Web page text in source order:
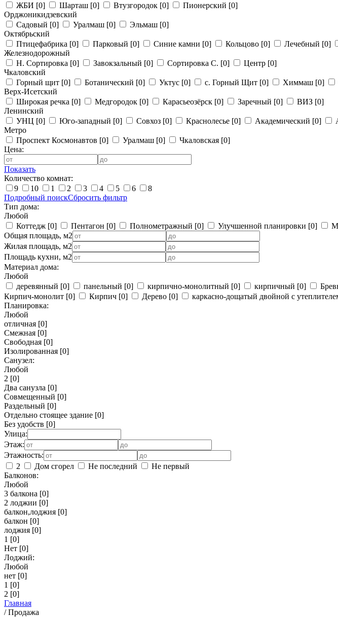
ЖБИ [0] Шарташ [0] Втузгородок [0] Пионерский [0]
Орджоникидзевский
Садовый [0] Уралмаш [0] Эльмаш [0]
Октябрьский
Птицефабрика [0] Парковый [0] Синие камни [0] Кольцово [0] Лечебный [0]
Железнодорожный
Н. Сортировка [0] Завокзальный [0] Сортировка С. [0] Центр [0]
Чкаловский
Горный щит [0] Ботанический [0] Уктус [0] с. Горный Щит [0] Химмаш [0]
Верх-Исетский
Широкая речка [0] Медгородок [0] Карасьеозёрск [0] Заречный [0] ВИЗ [0]
Ленинский
УНЦ [0] Юго-западный [0] Совхоз [0] Краснолесье [0] Академический [0]
Метро
Проспект Космонавтов [0] Уралмаш [0] Чкаловская [0]
Цена:
Показать
Количество комнат:
9
10 1 2 3 4 5 6
8
Подробный поискСбросить фильтр
Тип дома:
Любой
Коттедж [0] Пентагон [0] Полнометражный [0] Улучшенной планировки [0]
Общая площадь, м2
Жилая площадь, м2
Площадь кухни, м2
Материал дома:
Любой
деревянный [0] панельный [0] кирпично-монолитный [0] кирпичный [0]
Кирпич-монолит [0] Кирпич [0] Дерево [0] каркасно-дощатый двойной с
Планировка:
Любой
отличная [0]
Смежная [0]
Свободная [0]
Изолированная [0]
Санузел:
Любой
2 [0]
Два санузла [0]
Совмещенный [0]
Раздельный [0]
Отдельно стоящее здание [0]
Без удобств [0]
Улица:
Этаж:
Этажность:
2
Дом сгорел Не последний
Не первый
Балконов:
Любой
3 балкона [0]
2 лоджии [0]
балкон,лоджия [0]
балкон [0]
лоджия [0]
1 [0]
Нет [0]
Лоджий:
Любой
нет [0]
1 [0]
2 [0]
Главная
/Продажа